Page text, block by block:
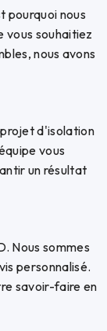
pourquoi nous
vous souhaitiez
nous avons
d'isolation
vous
un résultat
Nous sommes
personnalisé.
savoir-faire en